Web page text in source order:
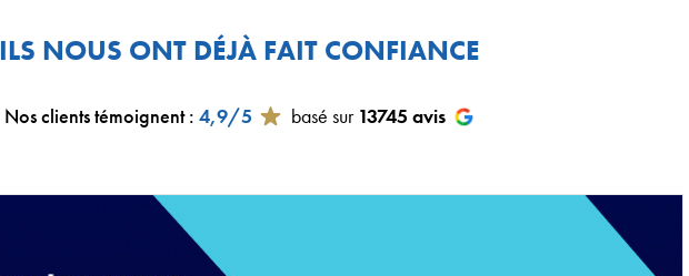
ILS NOUS ONT DÉJÀ FAIT CONFIANCE
Nos clients témoignent: 4,9/5 basé sur 13745 avis